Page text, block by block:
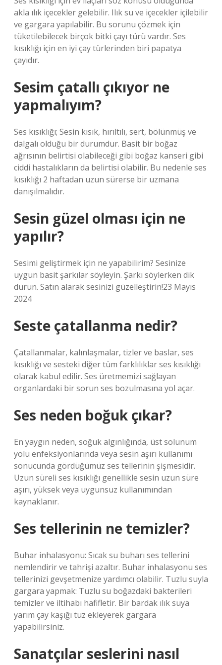
akla ılık içecekler gelebilir. Ilık su ve içecekler içilebilir
ve gargara yapılabilir. Bu sorunu çözmek için
tüketilebilecek birçok bitki çayı türü vardır. Ses
kısıklığı için en iyi çay türlerinden biri papatya
çayıdır.
Sesim çatallı çıkıyor ne
yapmalıyım?
Ses kısıklığı; Sesin kısık, hırıltılı, sert, bölünmüş ve
dalgalı olduğu bir durumdur. Basit bir boğaz
ağrısının belirtisi olabileceği gibi boğaz kanseri gibi
ciddi hastalıkların da belirtisi olabilir. Bu nedenle ses
kısıklığı 2 haftadan uzun sürerse bir uzmana
danışılmalıdır.
Sesin güzel olması için ne
yapılır?
Sesimi geliştirmek için ne yapabilirim? Sesinize
uygun basit şarkılar söyleyin. Şarkı söylerken dik
durun. Satın alarak sesinizi güzelleştirin!23 Mayıs
2024
Seste çatallanma nedir?
Çatallanmalar, kalınlaşmalar, tizler ve baslar, ses
kısıklığı ve sesteki diğer tüm farklılıklar ses kısıklığı
olarak kabul edilir. Ses üretmemizi sağlayan
organlardaki bir sorun ses bozulmasına yol açar.
Ses neden boğuk çıkar?
En yaygın neden, soğuk algınlığında, üst solunum
yolu enfeksiyonlarında veya sesin aşırı kullanımı
sonucunda gördüğümüz ses tellerinin şişmesidir.
Uzun süreli ses kısıklığı genellikle sesin uzun süre
aşırı, yüksek veya uygunsuz kullanımından
kaynaklanır.
Ses tellerinin ne temizler?
Buhar inhalasyonu: Sıcak su buharı ses tellerini
nemlendirir ve tahrişi azaltır. Buhar inhalasyonu ses
tellerinizi gevşetmenize yardımcı olabilir. Tuzlu suyla
gargara yapmak: Tuzlu su boğazdaki bakterileri
temizler ve iltihabı hafifletir. Bir bardak ılık suya
yarım çay kaşığı tuz ekleyerek gargara
yapabilirsiniz.
Sanatçılar seslerini nasıl